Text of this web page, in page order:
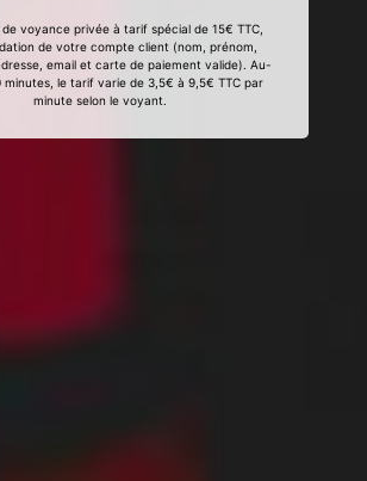
voyance privée à tarif spécial de 15€ TTC,
de votre compte client (nom, prénom,
email et carte de paiement valide). Au-
minutes, le tarif varie de 3,5€ à 9,5€ TTC par
minute selon le voyant.